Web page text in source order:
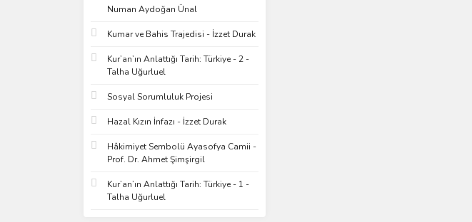
Numan Aydoğan Ünal
Kumar ve Bahis Trajedisi - İzzet Durak
Kur’an’ın Anlattığı Tarih: Türkiye - 2 -
Talha Uğurluel
Sosyal Sorumluluk Projesi
Hazal Kızın İnfazı - İzzet Durak
Hâkimiyet Sembolü Ayasofya Camii -
Prof. Dr. Ahmet Şimşirgil
Kur’an’ın Anlattığı Tarih: Türkiye - 1 -
Talha Uğurluel